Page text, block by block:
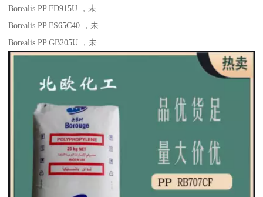
Borealis PP FD915U
，未
Borealis PP FS65C40
，未
Borealis PP GB205U
，未